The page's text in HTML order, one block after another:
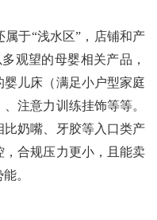
于“浅水区”，店铺和产
观望的母婴相关产品，
儿床（满足小户型家庭
注意力训练挂饰等等。
奶嘴、牙胶等入口类产
合规压力更小，且能卖
。